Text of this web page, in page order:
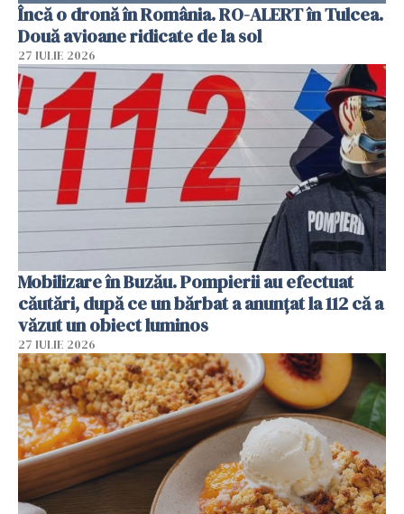
Încă o dronă în România. RO-ALERT în Tulcea.
Două avioane ridicate de la sol
27 IULIE 2026
Mobilizare în Buzău. Pompierii au efectuat
căutări, după ce un bărbat a anunțat la 112 că a
văzut un obiect luminos
27 IULIE 2026